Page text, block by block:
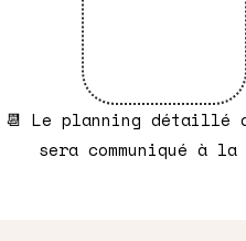
📆 Le planning détaillé
sera communiqué à